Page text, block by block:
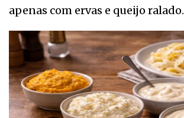
apenas com ervas e queijo ralado.